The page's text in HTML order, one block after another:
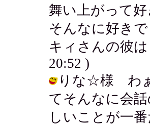
舞い上がって
そんなに好き
キィさんの彼
20:52 )
りな☆様 わぁ
てそんなに会
しいことが一